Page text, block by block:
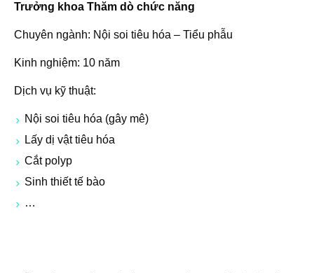
Trưởng khoa Thăm dò chức năng
Chuyên ngành: Nội soi tiêu hóa – Tiểu phẫu
Kinh nghiệm: 10 năm
Dịch vụ kỹ thuật:
Nội soi tiêu hóa (gây mê)
Lấy dị vật tiêu hóa
Cắt polyp
Sinh thiết tế bào
…